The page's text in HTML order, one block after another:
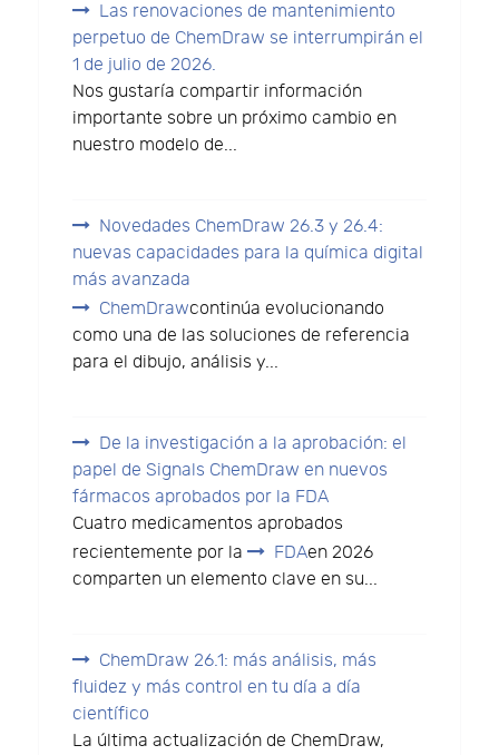
Las renovaciones de mantenimiento
perpetuo de ChemDraw se interrumpirán el
1 de julio de 2026.
Nos gustaría compartir información
importante sobre un próximo cambio en
nuestro modelo de...
Novedades ChemDraw 26.3 y 26.4:
nuevas capacidades para la química digital
más avanzada
ChemDrawcontinúa evolucionando
como una de las soluciones de referencia
para el dibujo, análisis y...
De la investigación a la aprobación: el
papel de Signals ChemDraw en nuevos
fármacos aprobados por la FDA
Cuatro medicamentos aprobados
recientemente por la
FDAen 2026
comparten un elemento clave en su...
ChemDraw 26.1: más análisis, más
fluidez y más control en tu día a día
científico
La última actualización de ChemDraw,